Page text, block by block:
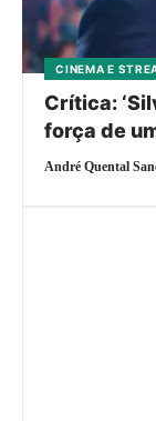
CINEMA E
Crítica:
força de
André Quental